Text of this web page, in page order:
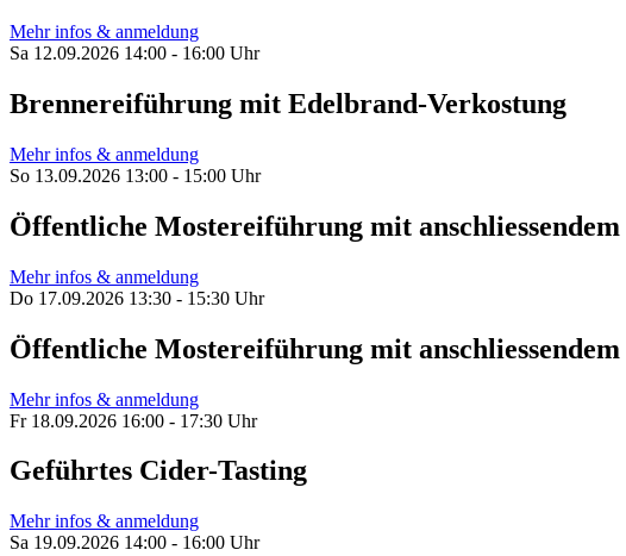
Mehr infos & anmeldung
Sa 12.09.2026 14:00 - 16:00 Uhr
Brennereiführung mit Edelbrand-Verkostung
Mehr infos & anmeldung
So 13.09.2026 13:00 - 15:00 Uhr
Öffentliche Mostereiführung mit
Mehr infos & anmeldung
Do 17.09.2026 13:30 - 15:30 Uhr
Öffentliche Mostereiführung mit
Mehr infos & anmeldung
Fr 18.09.2026 16:00 - 17:30 Uhr
Geführtes Cider-Tasting
Mehr infos & anmeldung
Sa 19.09.2026 14:00 - 16:00 Uhr